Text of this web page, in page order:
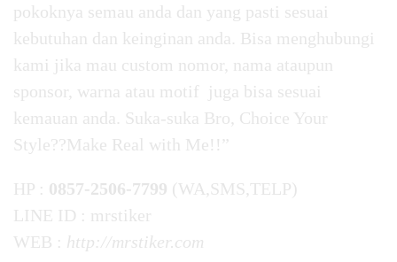
pokoknya semau anda dan yang pasti sesuai
kebutuhan dan keinginan anda. Bisa menghubungi
kami jika mau custom nomor, nama ataupun
sponsor, warna atau motif juga bisa sesuai
kemauan anda. Suka-suka Bro, Choice Your
Style??Make Real with Me!!”
HP : 0857-2506-7799 (WA,SMS,TELP)
LINE ID : mrstiker
WEB : http://mrstiker.com